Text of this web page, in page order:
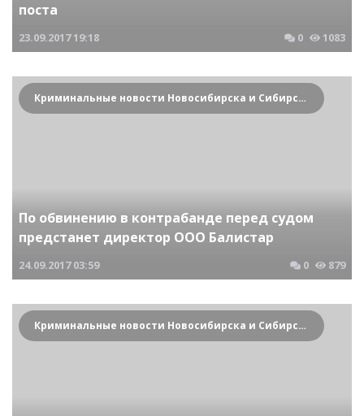
поста
23.09.201719:18 0 1083
Криминальные новости Новосибирска и Сибирского региона
По обвинению в контрабанде перед судом
предстанет директор ООО Балистар
24.09.2017 03:59 0 879
Криминальные новости Новосибирска и Сибирского региона